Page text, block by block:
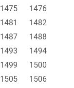
1475
1476
1481
1482
1487
1488
1493
1494
1499
1500
1505
1506